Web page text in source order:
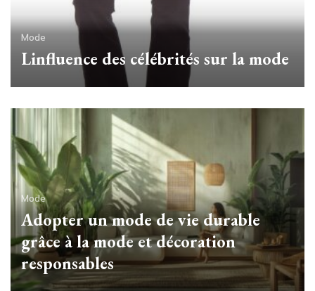
Mode
Linfluence des célébrités sur la mode
Mode
Adopter un mode de vie durable
grâce à la mode et décoration
responsables